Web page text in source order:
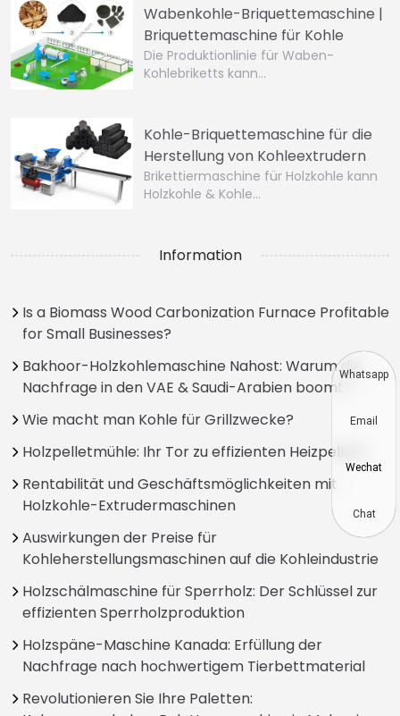
Wabenkohle-Briquettemaschine |
Briquettemaschine für Kohle
Die Produktionlinie für Waben-
Kohlebriketts kann…
Kohle-Briquettemaschine für die
Herstellung von Kohleextrudern
Brikettiermaschine für Holzkohle kann
Holzkohle & Kohle…
Information
Is a Biomass Wood Carbonization Furnace Profitable
for Small Businesses?
Bakhoor-Holzkohlemaschine Nahost: Warum die
Nachfrage in den VAE & Saudi-Arabien boomt?
Wie macht man Kohle für Grillzwecke?
Holzpelletmühle: Ihr Tor zu effizienten Heizpellets
Rentabilität und Geschäftsmöglichkeiten mit
Holzkohle-Extrudermaschinen
Auswirkungen der Preise für
Kohleherstellungsmaschinen auf die Kohleindustrie
Holzschälmaschine für Sperrholz: Der Schlüssel zur
effizienten Sperrholzproduktion
Holzspäne-Maschine Kanada: Erfüllung der
Nachfrage nach hochwertigem Tierbettmaterial
Revolutionieren Sie Ihre Paletten:
Whatsapp
Email
Wechat
Chat